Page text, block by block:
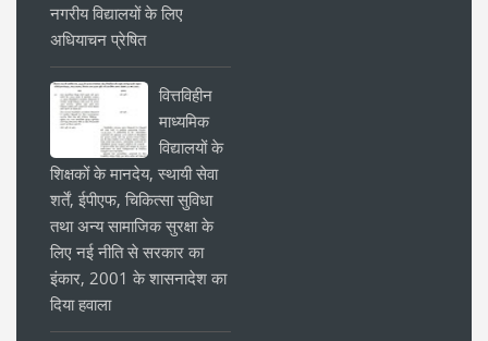
नगरीय विद्यालयों के लिए
अधियाचन प्रेषित
वित्तविहीन
माध्यमिक
विद्यालयों के
शिक्षकों के मानदेय, स्थायी सेवा
शर्तें, ईपीएफ, चिकित्सा सुविधा
तथा अन्य सामाजिक सुरक्षा के
लिए नई नीति से सरकार का
इंकार, 2001 के शासनादेश का
दिया हवाला